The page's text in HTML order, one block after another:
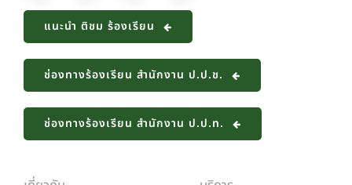
แนะนำ ติชม ร้องเรียน
ช่องทางร้องเรียน สำนักงาน ป.ป.ช.
ช่องทางร้องเรียน สำนักงาน ป.ป.ท.